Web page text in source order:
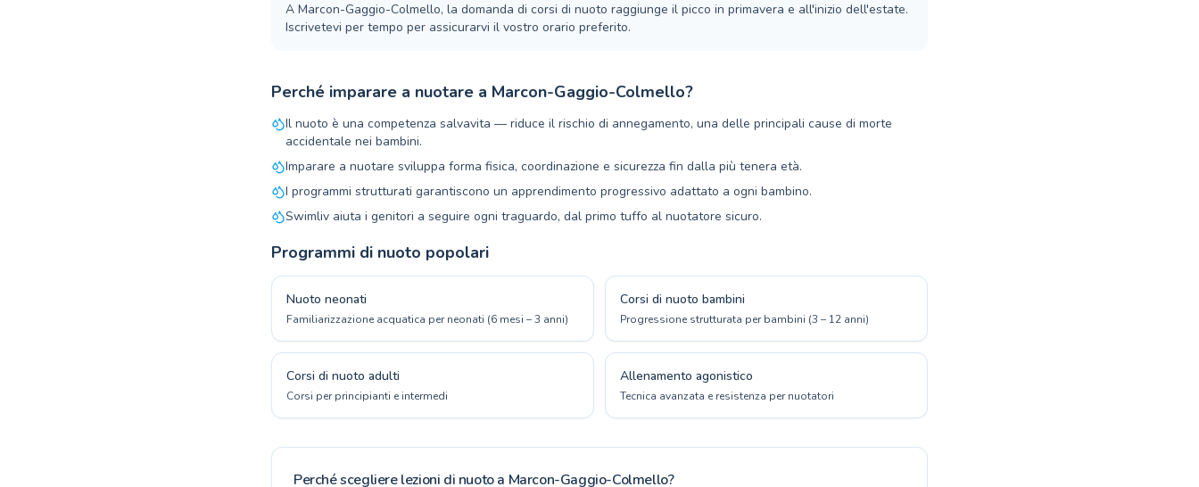
A Marcon-Gaggio-Colmello, la domanda di corsi di nuoto raggiunge il picco in primavera e all'inizio dell'estate.
Iscrivetevi per tempo per assicurarvi il vostro orario preferito.
Perché imparare a nuotare a Marcon-Gaggio-Colmello?
Il nuoto è una competenza salvavita — riduce il rischio di annegamento, una delle principali cause di morte
accidentale nei bambini.
Imparare a nuotare sviluppa forma fisica, coordinazione e sicurezza fin dalla più tenera età.
I programmi strutturati garantiscono un apprendimento progressivo adattato a ogni bambino.
Swimliv aiuta i genitori a seguire ogni traguardo, dal primo tuffo al nuotatore sicuro.
Programmi di nuoto popolari
Nuoto neonati
Familiarizzazione acquatica per neonati (6 mesi – 3 anni)
Corsi di nuoto bambini
Progressione strutturata per bambini (3 – 12 anni)
Corsi di nuoto adulti
Corsi per principianti e intermedi
Allenamento agonistico
Tecnica avanzata e resistenza per nuotatori
Perché scegliere lezioni di nuoto a Marcon-Gaggio-Colmello?